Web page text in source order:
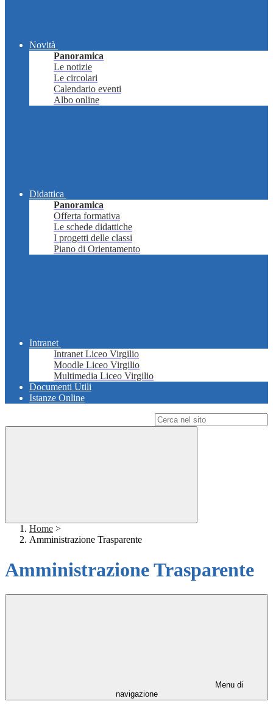
Novità
Panoramica
Le notizie
Le circolari
Calendario eventi
Albo online
Didattica
Panoramica
Offerta formativa
Le schede didattiche
I progetti delle classi
Piano di Orientamento
Intranet
Intranet Liceo Virgilio
Moodle Liceo Virgilio
Multimedia Liceo Virgilio
Documenti Utili
Istanze Online
Home >
Amministrazione Trasparente
Amministrazione Trasparente
Menu di
navigazione